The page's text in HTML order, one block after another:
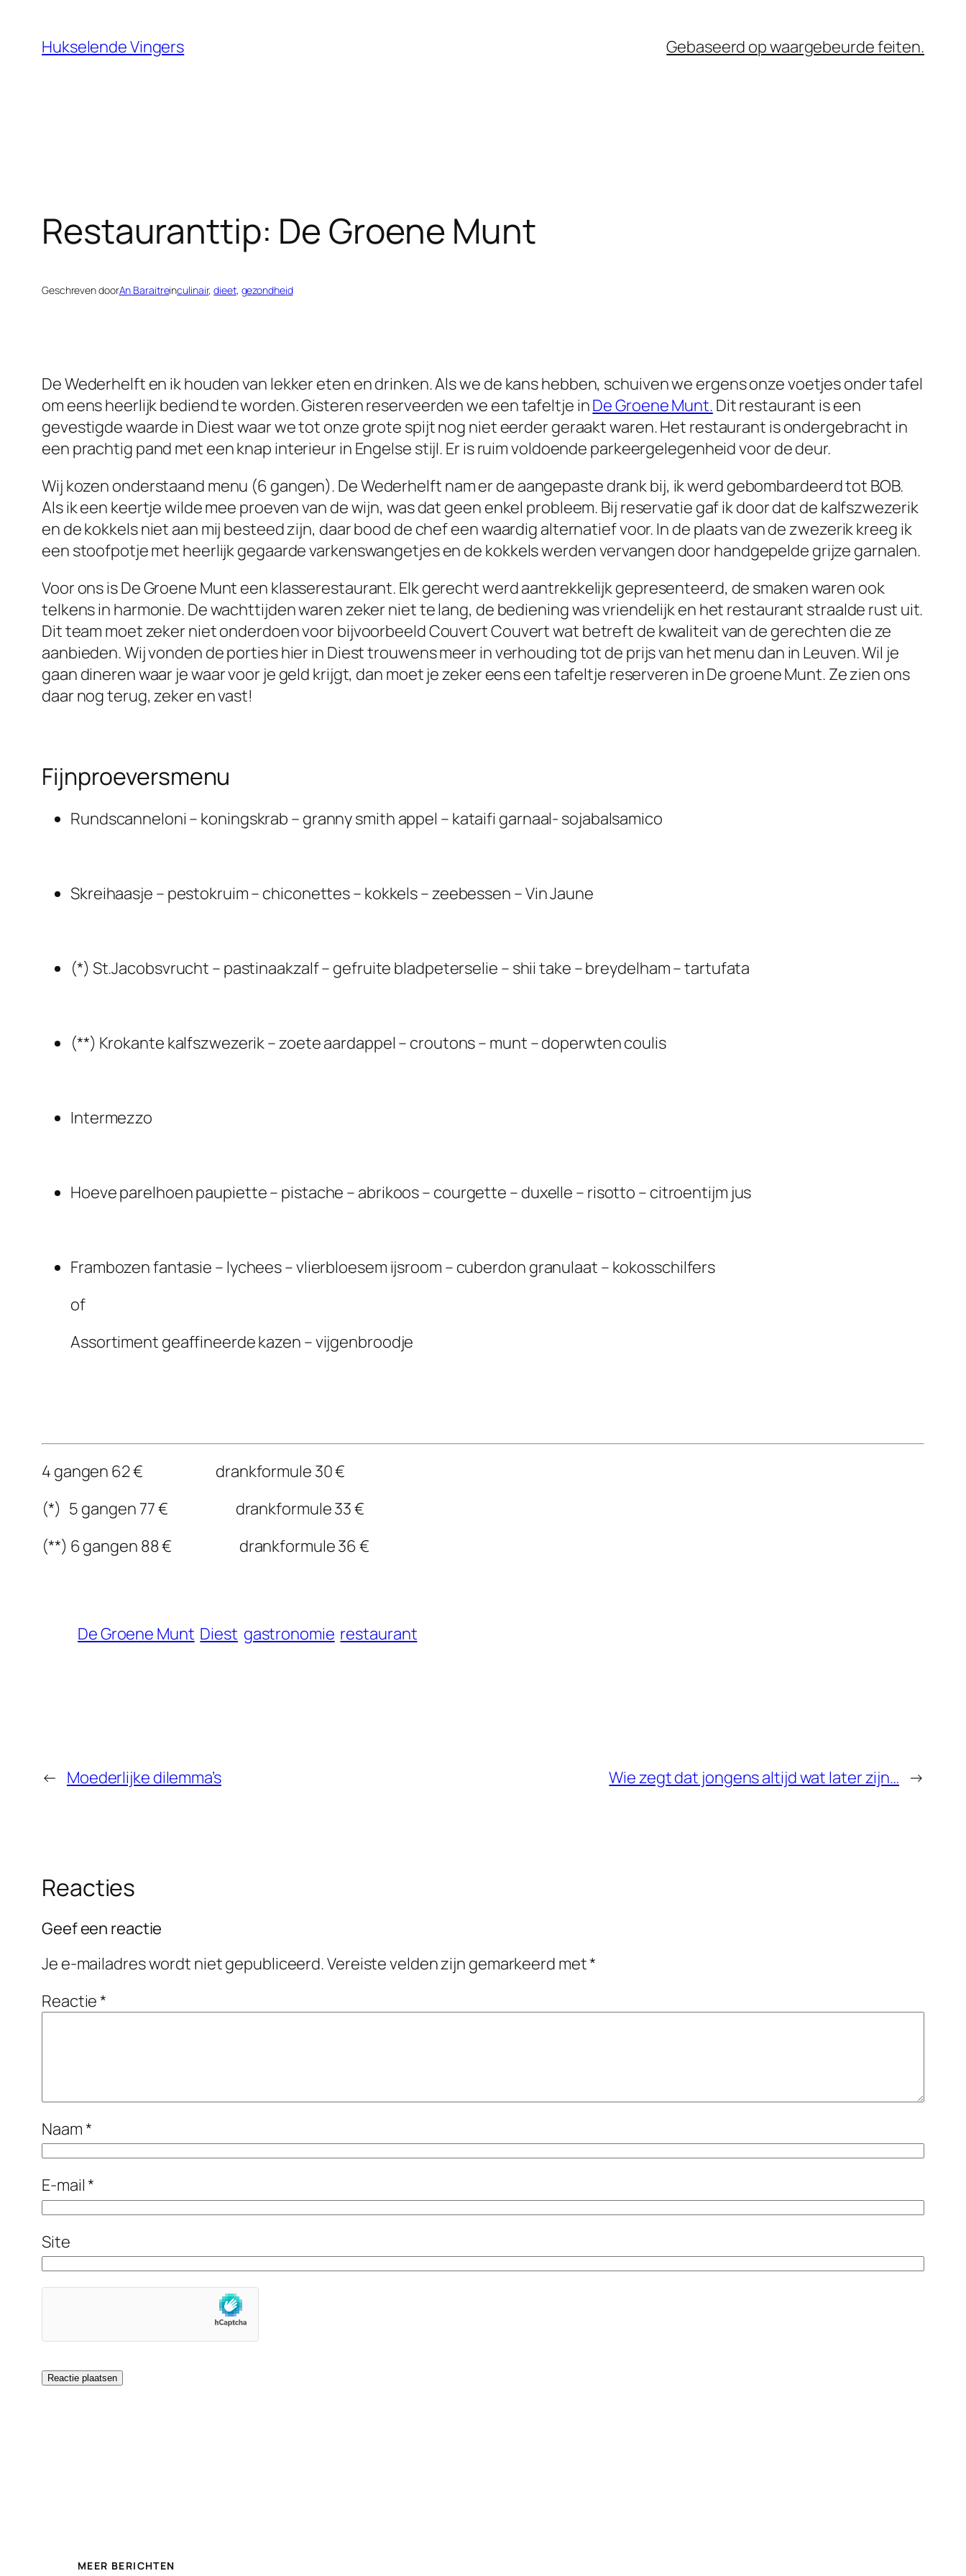
Hukselende Vingers Gebaseerd op waargebeurde feiten.
Restauranttip: De Groene Munt
Geschreven doorAn Baraitreinculinair, dieet, gezondheid
De Wederhelft en ik houden van lekker eten en drinken. Als we de kans hebben, schuiven we ergens onze voetjes onder tafel
om eens heerlijk bediend te worden. Gisteren reserveerden we een tafeltje inDe Groene Munt. Dit restaurant is een
gevestigde waarde in Diest waar we tot onze grote spijt nog niet eerder geraakt waren. Het restaurant is ondergebracht in
een prachtig pand met een knap interieur in Engelse stijl. Er is ruim voldoende parkeergelegenheid voor de deur.
Wij kozen onderstaand menu (6 gangen). De Wederhelft nam er de aangepaste drank bij, ik werd gebombardeerd tot BOB.
Als ik een keertje wilde mee proeven van de wijn, was dat geen enkel probleem. Bij reservatie gaf ik door dat de kalfszwezerik
en de kokkels niet aan mij besteed zijn, daar bood de chef een waardig alternatief voor. In de plaats van de zwezerik kreeg ik
een stoofpotje met heerlijk gegaarde varkenswangetjes en de kokkels werden vervangen door handgepelde grijze garnalen.
Voor ons is De Groene Munt een klasserestaurant. Elk gerecht werd aantrekkelijk gepresenteerd, de smaken waren ook
telkens in harmonie. De wachttijden waren zeker niet te lang, de bediening was vriendelijk en het restaurant straalde rust uit.
Dit team moet zeker niet onderdoen voor bijvoorbeeld Couvert Couvert wat betreft de kwaliteit van de gerechten die ze
aanbieden. Wij vonden de porties hier in Diest trouwens meer in verhouding tot de prijs van het menu dan in Leuven. Wil je
gaan dineren waar je waar voor je geld krijgt, dan moet je zeker eens een tafeltje reserveren in De groene Munt. Ze zien ons
daar nog terug, zeker en vast!
Fijnproeversmenu
Rundscanneloni – koningskrab – granny smith appel – kataifi garnaal- sojabalsamico
Skreihaasje – pestokruim – chiconettes – kokkels – zeebessen – Vin Jaune
(*) St.Jacobsvrucht – pastinaakzalf – gefruite bladpeterselie – shii take – breydelham – tartufata
(**) Krokante kalfszwezerik – zoete aardappel – croutons – munt – doperwten coulis
Intermezzo
Hoeve parelhoen paupiette – pistache – abrikoos – courgette – duxelle – risotto – citroentijm jus
Frambozen fantasie – lychees – vlierbloesem ijsroom – cuberdon granulaat – kokosschilfers
of
Assortiment geaffineerde kazen – vijgenbroodje
4 gangen 62 € drankformule 30 €
(*) 5 gangen 77 € drankformule 33 €
(**) 6 gangen 88 € drankformule 36 €
De Groene Munt Diest gastronomie restaurant
← Moederlijke dilemma’s Wie zegt dat jongens altijd wat later zijn… →
Reacties
Geef een reactie
Je e-mailadres wordt niet gepubliceerd.Vereiste velden zijn gemarkeerd met*
Reactie*
Naam*
E-mail*
Site
MEER BERICHTEN